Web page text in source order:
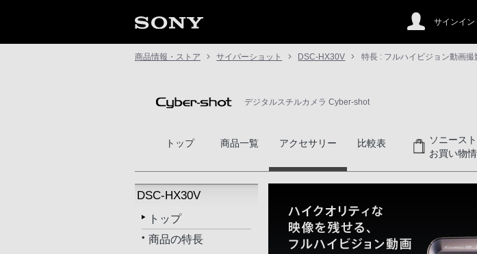
サインイン
商品情報・ストア サイバーショット DSC-HX30V 特長 : フルハイビジョン動画撮
デジタルスチルカメラ Cyber-shot
トップ 商品一覧 アクセサリー 比較表
ソニース
お買い物
DSC-HX30V
トップ
商品の特長